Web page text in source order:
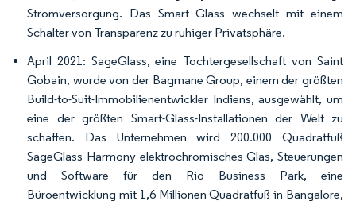
Stromversorgung. Das Smart Glass wechselt mit einem
Schalter von Transparenz zu ruhiger Privatsphäre.
April 2021: SageGlass, eine Tochtergesellschaft von Saint
Gobain, wurde von der Bagmane Group, einem der größten
Build-to-Suit-Immobilienentwickler Indiens, ausgewählt, um
eine der größten Smart-Glass-Installationen der Welt zu
schaffen. Das Unternehmen wird 200.000 Quadratfuß
SageGlass Harmony elektrochromisches Glas, Steuerungen
und Software für den Rio Business Park, eine
Büroentwicklung mit 1,6 Millionen Quadratfuß in Bangalore,